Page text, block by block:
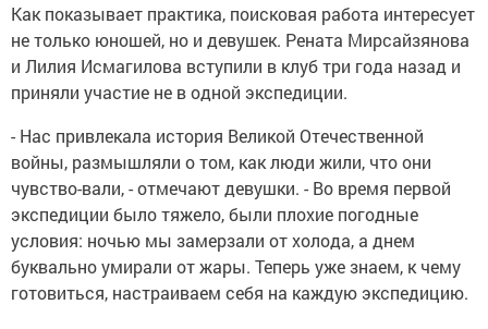
Как показывает практика, поисковая работа интересует
не только юношей, но и девушек. Рената Мирсайзянова
и Лилия Исмагилова вступили в клуб три года назад и
приняли участие не в одной экспедиции.
- Нас привлекала история Великой Отечественной
войны, размышляли о том, как люди жили, что они
чувство-вали, - отмечают девушки. - Во время первой
экспедиции было тяжело, были плохие погодные
условия: ночью мы замерзали от холода, а днем
буквально умирали от жары. Теперь уже знаем, к чему
готовиться, настраиваем себя на каждую экспедицию.